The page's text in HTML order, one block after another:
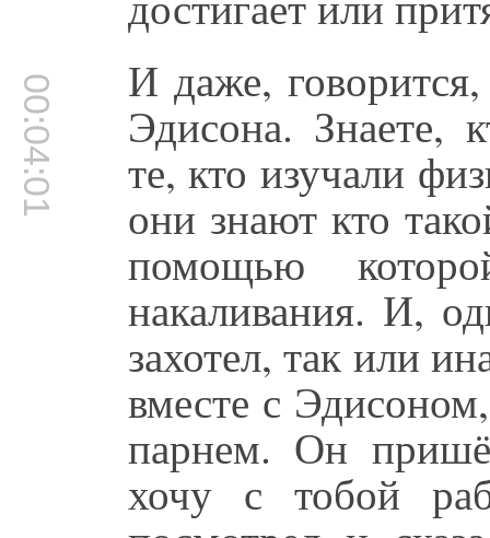
00:04:01 И даже,
Эдисона. Знаете,
те, кто изучали
они знают кто
помощью
накаливания. И,
захотел, так или
вместе с
парнем. Он
хочу с тобой